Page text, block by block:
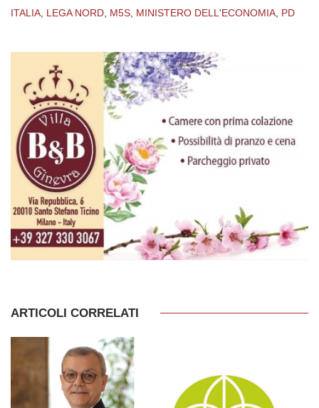
ITALIA LEGA NORD M5S MINISTERO DELL'ECONOMIA PD
ARTICOLI CORRELATI